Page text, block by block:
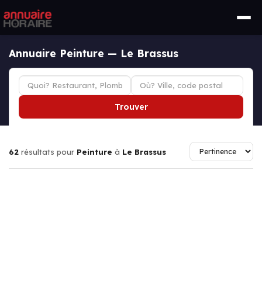
Annuaire Peinture — Le Brassus
Trouver
62 résultats pour Peinture à Le Brassus